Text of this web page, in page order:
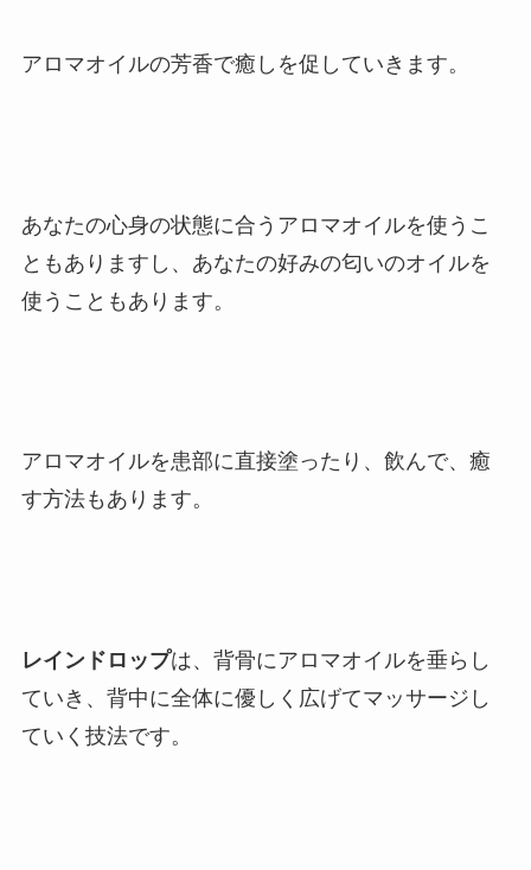
アロマオイルの芳香で癒しを促していきます。
あなたの心身の状態に合うアロマオイルを使うこ
ともありますし、あなたの好みの匂いのオイルを
使うこともあります。
アロマオイルを患部に直接塗ったり、飲んで、癒
す方法もあります。
レインドロップは、背骨にアロマオイルを垂らし
ていき、背中に全体に優しく広げてマッサージし
ていく技法です。